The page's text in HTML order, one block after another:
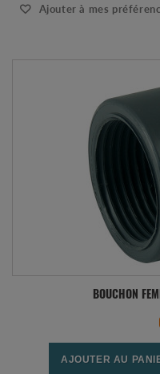
Ajouter à mes
BOUCHON
AJOUTER AU